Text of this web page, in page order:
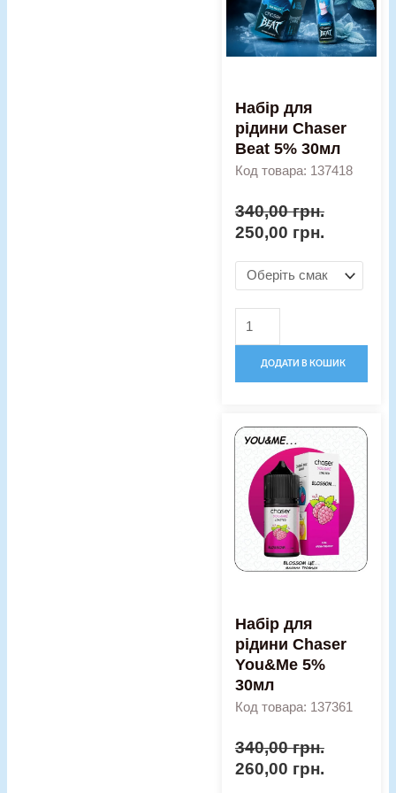
Набір для
рідини Chaser
Beat 5% 30мл
Код товара: 137418
340,00грн.
250,00 грн.
Beat
5%
30мл
ДОДАТИ В КОШИК
Набір для
рідини Chaser
You&Me 5%
30мл
Код товара: 137361
340,00грн.
Оригінальна
ціна:
340,00 грн..
260,00 грн.
Поточна
260,00
Набір
для
рідини
Chaser
You&Me
30мл